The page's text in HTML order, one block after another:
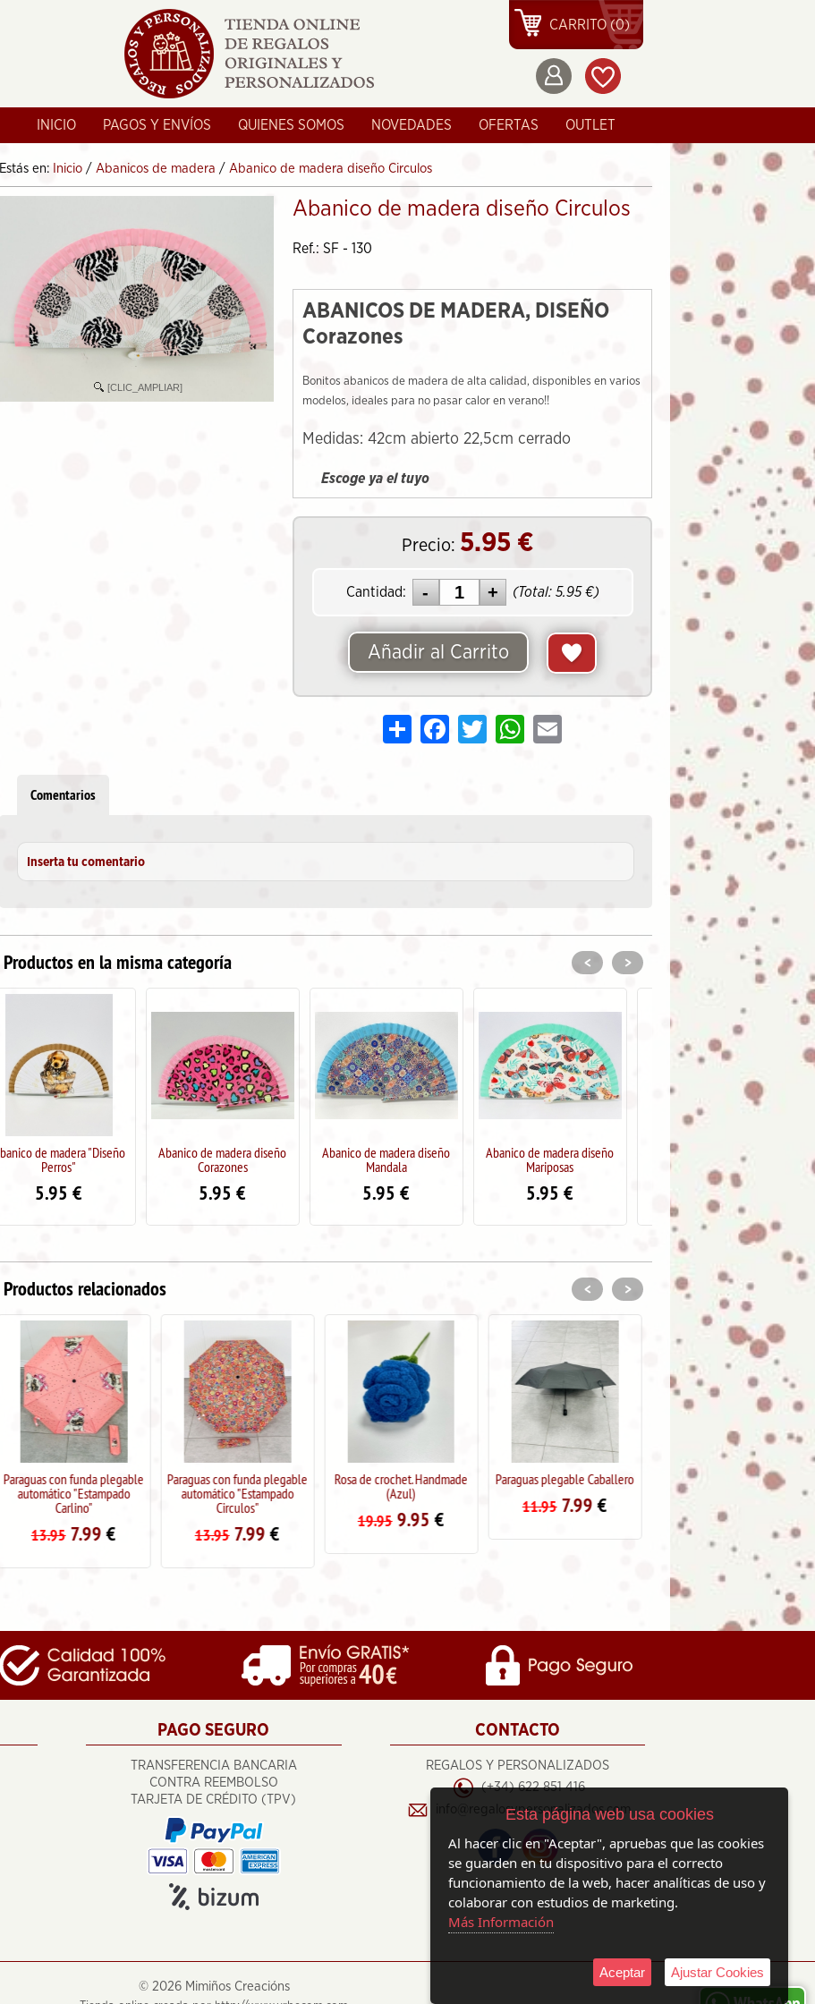
CARRITO (0)
INICIO PAGOS Y ENVÍOS QUIENES SOMOS NOVEDADES OFERTAS OUTLET
Estás en: Inicio / Abanicos de madera / Abanico de madera diseño Circulos
[CLIC_AMPLIAR]
Abanico de madera diseño Circulos
Ref.: SF - 130
ABANICOS DE MADERA, DISEÑO
Corazones
Bonitos abanicos de madera de alta calidad, disponibles en varios
modelos, ideales para no pasar calor en verano!!
Medidas: 42cm abierto 22,5cm cerrado
Escoge ya el tuyo
Precio: 5.95 €
Cantidad: (Total: 5.95€)
Añadir al Carrito
Share FacebookTwitter WhatsApp
Comentarios
Inserta tu comentario
Productos en la misma categoría
Abanico de madera diseño
Corazones
5.95
Abanico de madera diseño
Mandala
5.95
Abanico de madera diseño
Mariposas
5.95
Abanico de madera con
puntilla, color blanco
5.95
Abanico de madera diseño
Mandala
5.95
< >
Productos relacionados
Paraguas con funda plegable
automático "Estampado
Circulos"
13.95 7.99€
Rosa de crochet. Handmade
(Azul)
9.95
Paraguas plegable Caballero
11.95 7.99
Rosa de crochet. Handmade
9.95€
Paraguas con funda plegable
automático "Pintura Picasso"
13.95
< >
PAGO SEGURO
TRANSFERENCIA BANCARIA
CONTRA REEMBOLSO
TARJETA DE CRÉDITO (TPV)
CONTACTO
REGALOS Y PERSONALIZADOS
(+34) 622 851 416
info@regalosypersonalizados.com
©2026 Mimiños Creacións
Esta página web usa cookies
Al hacer clic en "Aceptar", apruebas que las cookies
se guarden en tu dispositivo para el correcto
funcionamiento de la web, hacer analíticas de uso y
colaborar con estudios de marketing.
Más Información
Aceptar Ajustar Cookies